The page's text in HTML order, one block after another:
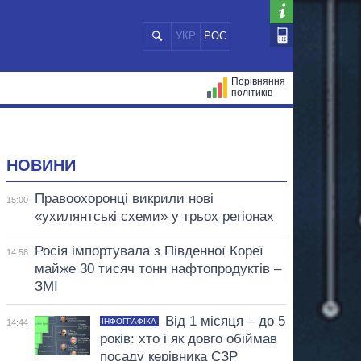
УКР РОС
Порівняння
політиків
НОВИНИ
15:00
Правоохоронці викрили нові
«ухилянтські схеми» у трьох регіонах
14:58
Росія імпортувала з Південної Кореї
майже 30 тисяч тонн нафтопродуктів –
ЗМІ
14:44 ІНФОГРАФІКА
Від 1 місяця – до 5
років: хто і як довго обіймав
посаду керівника СЗР